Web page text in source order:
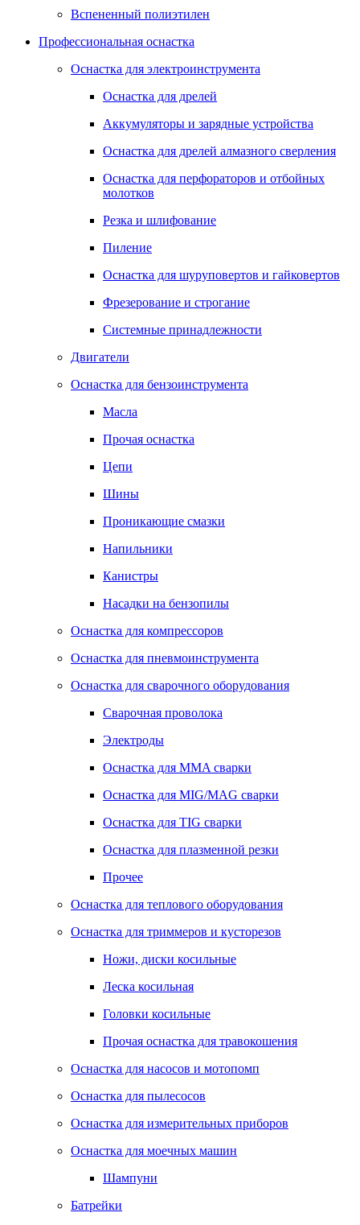
Вспененный полиэтилен
Профессиональная оснастка
Оснастка для электроинструмента
Оснастка для дрелей
Аккумуляторы и зарядные устройства
Оснастка для дрелей алмазного сверления
Оснастка для перфораторов и отбойных
молотков
Резка и шлифование
Пиление
Оснастка для шуруповертов и гайковертов
Фрезерование и строгание
Системные принадлежности
Двигатели
Оснастка для бензоинструмента
Масла
Прочая оснастка
Цепи
Шины
Проникающие смазки
Напильники
Канистры
Насадки на бензопилы
Оснастка для компрессоров
Оснастка для пневмоинструмента
Оснастка для сварочного оборудования
Сварочная проволока
Электроды
Оснастка для MMA сварки
Оснастка для MIG/MAG сварки
Оснастка для TIG сварки
Оснастка для плазменной резки
Прочее
Оснастка для теплового оборудования
Оснастка для триммеров и кусторезов
Ножи, диски косильные
Леска косильная
Головки косильные
Прочая оснастка для травокошения
Оснастка для насосов и мотопомп
Оснастка для пылесосов
Оснастка для измерительных приборов
Оснастка для моечных машин
Шампуни
Батрейки